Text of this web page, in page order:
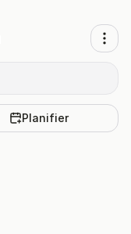
Planifier